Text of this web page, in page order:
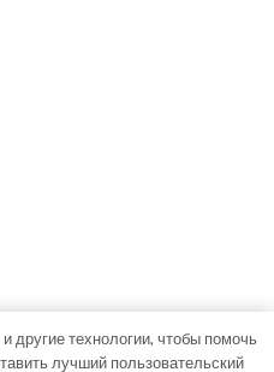
другие технологии, чтобы помочь
лучший пользовательский